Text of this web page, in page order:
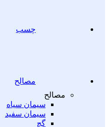
چسب
مصالح
مصالح
سیمان سیاه
سیمان سفید
گچ